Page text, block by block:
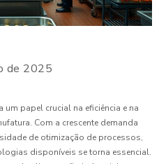
de 2025
papel crucial na eficiência e na
Com a crescente demanda
de otimização de processos,
disponíveis se torna essencial.